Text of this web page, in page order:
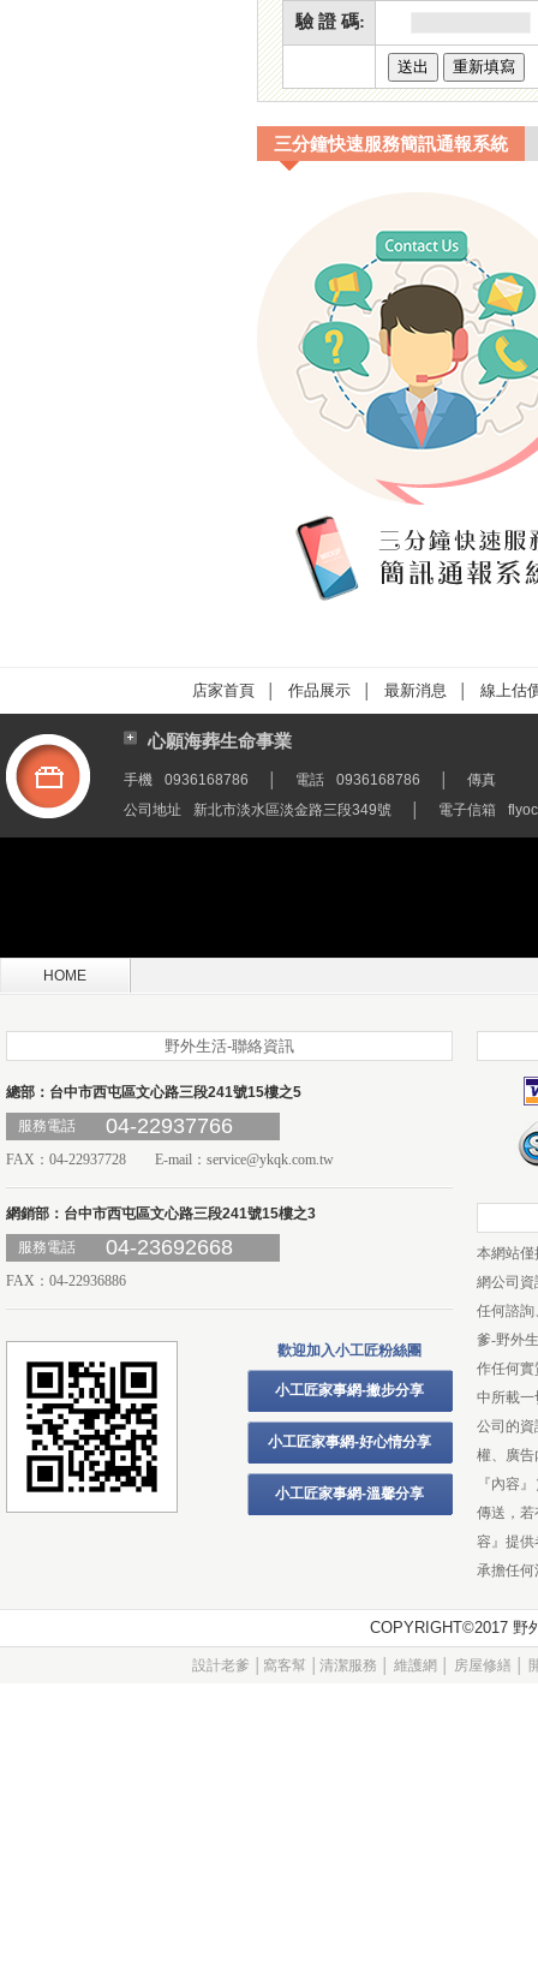
驗 證 碼:
三分鐘快速服務簡訊通報系統
店家首頁 作品展示 最新消息 線上估
心願海葬生命事業
手機 0936168786 電話 0936168786
傳真
公司地址
新北市淡水區淡金路三段349號 電子信箱
HOME
野外生活-聯絡資訊
總部：台中市西屯區文心路三段241號15樓之5
服務電話
04-22937766
FAX：04-22937728 E-mail： service@ykqk.com.tw
網銷部：台中市西屯區文心路三段241號15樓之3
服務電話
04-23692668
FAX：04-22936886
歡迎加入小工匠粉絲團
小工匠家事網-撇步分享
小工匠家事網-好心情分享
小工匠家事網-溫馨分享
本網站
網公司資
任何諮詢
爹-野外
作任何實
中所載
公司的資
權、廣告
『內容
傳送，若
容』提供
承擔任何
COPYRIGHT©2017
設計老爹 窩客幫 │清潔服務 │維護網 房屋修繕